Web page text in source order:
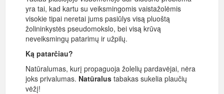
yra tai, kad kartu su veiksmingomis vaistažolėmis
visokie tipai neretai jums pasiūlys visą pluoštą
žolininkystės pseudomokslo, bei visą krūvą
neveiksmingų patarimų ir užpilų.
Ką patarčiau?
Natūralumas, kurį propaguoja žolelių pardavėjai, nėra
joks privalumas. Natūralus tabakas sukelia plaučių
vėžį!